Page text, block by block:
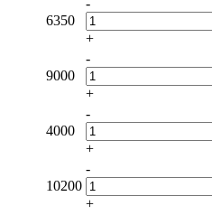
6350
+
9000
-
+
4000
-
+
10200
-
+